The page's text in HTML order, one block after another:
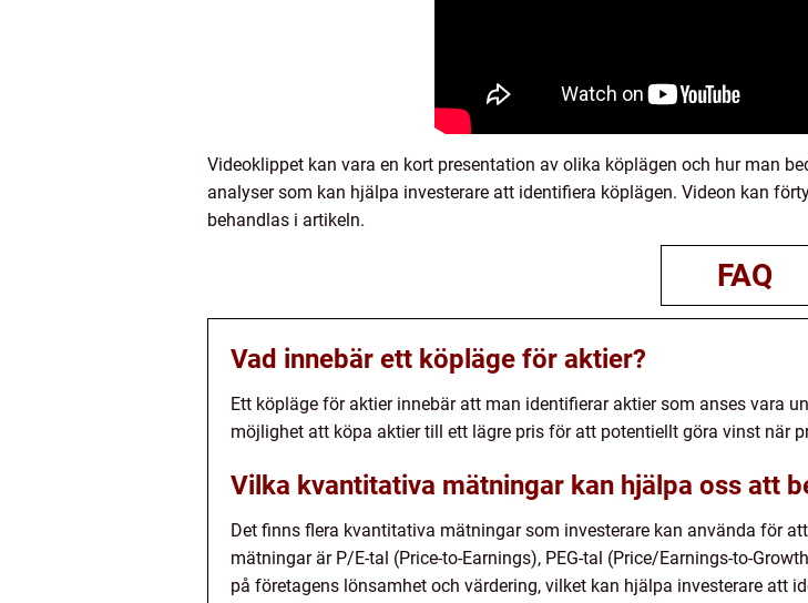
Videoklippet kan vara en kort presentation av olika köplägen och hur man
analyser som kan hjälpa investerare att identifiera köplägen. Videon kan
behandlas i artikeln.
FAQ
Vad innebär ett köpläge för aktier?
Ett köpläge för aktier innebär att man identifierar aktier som anses vara
möjlighet att köpa aktier till ett lägre pris för att potentiellt göra vinst när
Vilka kvantitativa mätningar kan hjälpa oss att
Det finns flera kvantitativa mätningar som investerare kan använda för
mätningar är P/E-tal (Price-to-Earnings), PEG-tal (Price/Earnings-to-
på företagens lönsamhet och värdering, vilket kan hjälpa investerare att